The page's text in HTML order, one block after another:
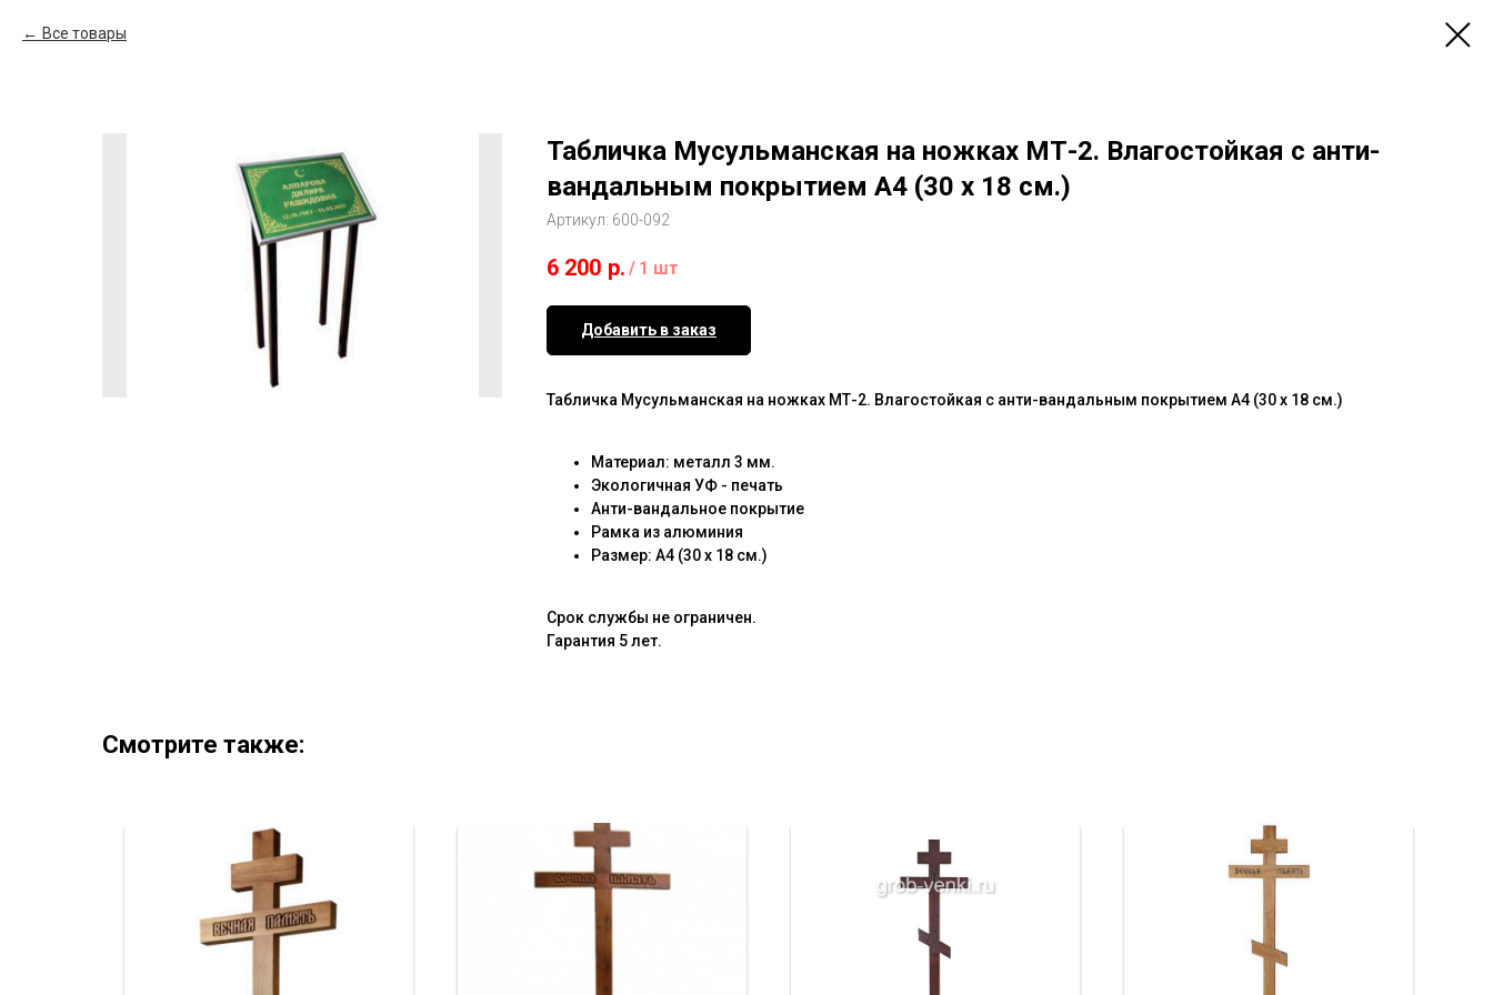
Все товары
Табличка Мусульманская на ножках МТ-2. Влагостойкая с анти-
вандальным покрытием А4 (30 х 18 см.)
Артикул: 600-092
6 200 р. / 1 шт
Добавить в заказ
Табличка Мусульманская на ножках МТ-2. Влагостойкая с анти-вандальным покрытием А4 (30 х 18 см.)
Материал: металл 3 мм.
Экологичная УФ - печать
Анти-вандальное покрытие
Рамка из алюминия
Размер: А4 (30 х 18 см.)
Срок службы не ограничен.
Гарантия 5 лет.
Смотрите также: